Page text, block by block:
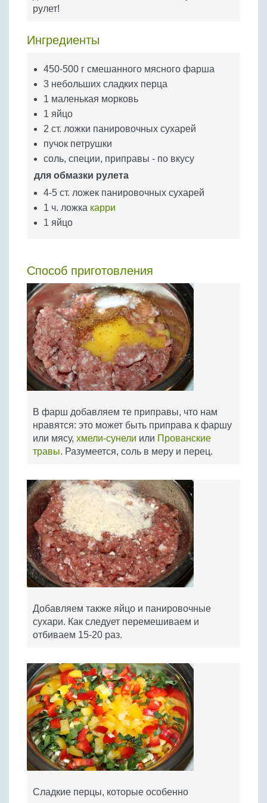
Бобовые
Крупы
рулет!
Ингредиенты
450-500 г смешанного мясного фарша
3 небольших сладких перца
1 маленькая морковь
1 яйцо
2 ст. ложки панировочных сухарей
пучок петрушки
соль, специи, приправы - по вкусу
для обмазки рулета
4-5 ст. ложек панировочных сухарей
1 ч. ложка карри
1 яйцо
Способ приготовления
В фарш добавляем те приправы, что нам
нравятся: это может быть приправа к фаршу
или мясу, хмели-сунели или Прованские
травы. Разумеется, соль в меру и перец.
Добавляем также яйцо и панировочные
сухари. Как следует перемешиваем и
отбиваем 15-20 раз.
Сладкие перцы, которые особенно